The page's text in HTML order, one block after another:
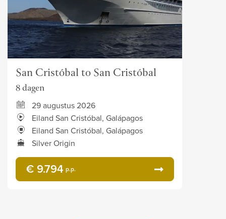
San Cristóbal to San Cristóbal
8 dagen
29 augustus 2026
Eiland San Cristóbal, Galápagos
Eiland San Cristóbal, Galápagos
Silver Origin
€ 9.794 p.p.